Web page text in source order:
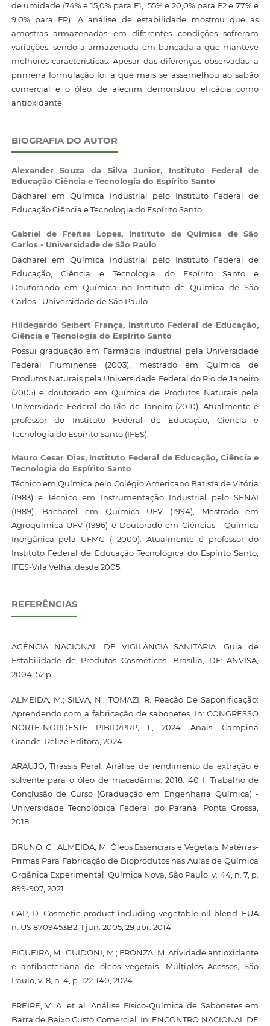
de umidade (74% e 15,0% para F1, 55% e 20,0% para F2 e 77% e
9,0% para FP). A análise de estabilidade mostrou que as
amostras armazenadas em diferentes condições sofreram
variações, sendo a armazenada em bancada a que manteve
melhores características. Apesar das diferenças observadas, a
primeira formulação foi a que mais se assemelhou ao sabão
comercial e o óleo de alecrim demonstrou eficácia como
antioxidante.
BIOGRAFIA DO AUTOR
Alexander Souza da Silva Junior, Instituto Federal de
Educação Ciência e Tecnologia do Espírito Santo
Bacharel em Química Industrial pelo Instituto Federal de
Educação Ciência e Tecnologia do Espírito Santo.
Gabriel de Freitas Lopes, Instituto de Química de São
Carlos - Universidade de São Paulo
Bacharel em Química Industrial pelo Instituto Federal de
Educação, Ciência e Tecnologia do Espírito Santo e
Doutorando em Química no Instituto de Química de São
Carlos - Universidade de São Paulo.
Hildegardo Seibert França, Instituto Federal de Educação,
Ciência e Tecnologia do Espírito Santo
Possui graduação em Farmácia Industrial pela Universidade
Federal Fluminense (2003), mestrado em Química de
Produtos Naturais pela Universidade Federal do Rio de Janeiro
(2005) e doutorado em Química de Produtos Naturais pela
Universidade Federal do Rio de Janeiro (2010). Atualmente é
professor do Instituto Federal de Educação, Ciência e
Tecnologia do Espírito Santo (IFES).
Mauro Cesar Dias, Instituto Federal de Educação, Ciência e
Tecnologia do Espírito Santo
Técnico em Química pelo Colégio Americano Batista de Vitória
(1983) e Técnico em Instrumentação Industrial pelo SENAI
(1989). Bacharel em Química UFV (1994), Mestrado em
Agroquímica UFV (1996) e Doutorado em Ciências - Química
Inorgânica pela UFMG ( 2000). Atualmente é professor do
Instituto Federal de Educação Tecnológica do Espírito Santo,
IFES-Vila Velha, desde 2005.
REFERÊNCIAS
AGÊNCIA NACIONAL DE VIGILÂNCIA SANITÁRIA. Guia de
Estabilidade de Produtos Cosméticos. Brasília, DF: ANVISA,
2004. 52 p.
ALMEIDA, M.; SILVA, N.; TOMAZI, R. Reação De Saponificação:
Aprendendo com a fabricação de sabonetes. In: CONGRESSO
NORTE-NORDESTE PIBID/PRP, 1., 2024. Anais. Campina
Grande: Relize Editora, 2024.
ARAUJO, Thassis Peral. Análise de rendimento da extração e
solvente para o óleo de macadâmia. 2018. 40 f. Trabalho de
Conclusão de Curso (Graduação em Engenharia Química) -
Universidade Tecnológica Federal do Paraná, Ponta Grossa,
2018.
BRUNO, C.; ALMEIDA, M. Óleos Essenciais e Vegetais: Matérias-
Primas Para Fabricação de Bioprodutos nas Aulas de Química
Orgânica Experimental. Química Nova, São Paulo, v. 44, n. 7, p.
899-907, 2021.
CAP, D. Cosmetic product including vegetable oil blend. EUA
n. US 8709453B2. 1 jun. 2005, 29 abr. 2014.
FIGUEIRA, M.; GUIDONI, M.; FRONZA, M. Atividade antioxidante
e antibacteriana de óleos vegetais. Múltiplos Acessos, São
Paulo, v. 8, n. 4, p. 122-140, 2024.
FREIRE, V. A. et al. Análise Físico-Química de Sabonetes em
Barra de Baixo Custo Comercial. In: ENCONTRO NACIONAL DE